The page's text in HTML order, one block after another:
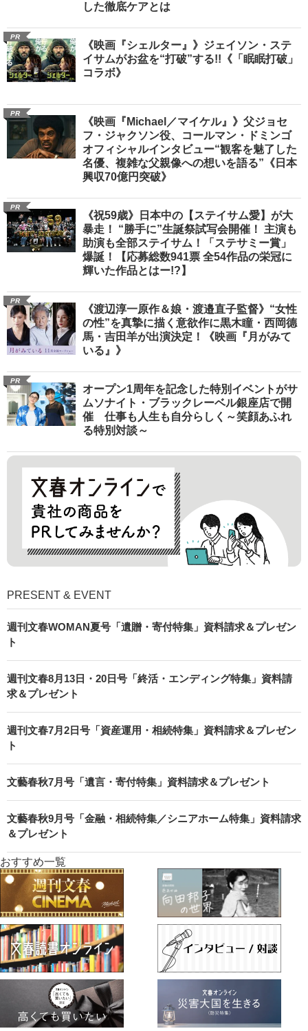
した徹底ケアとは
PR
《映画『シェルター』》ジェイソン・ステ
イサムがお盆を“打破”する!!《「眠眠打破」
コラボ》
PR
《映画『Michael／マイケル』》父ジョセ
フ・ジャクソン役、コールマン・ドミンゴ
オフィシャルインタビュー“観客を魅了した
名優、複雑な父親像への想いを語る”《日本
興収70億円突破》
PR
《祝59歳》日本中の【ステイサム愛】が大
暴走！ “勝手に”生誕祭試写会開催！ 主演も
助演も全部ステイサム！「ステサミー賞」
爆誕！【応募総数941票 全54作品の栄冠に
輝いた作品とはー!?】
PR
《渡辺淳一原作＆娘・渡邉直子監督》“女性
の性”を真摯に描く意欲作に黒木瞳・西岡德
馬・吉田羊が出演決定！《映画『月がみて
いる』》
PR
オープン1周年を記念した特別イベントがサ
ムソナイト・ブラックレーベル銀座店で開
催 仕事も人生も自分らしく～笑顔あふれ
る特別対談～
PRESENT & EVENT
週刊文春WOMAN夏号「遺贈・寄付特集」資料請求＆プレゼン
ト
週刊文春8月13日・20日号「終活・エンディング特集」資料請
求＆プレゼント
週刊文春7月2日号「資産運用・相続特集」資料請求＆プレゼン
ト
文藝春秋7月号「遺言・寄付特集」資料請求＆プレゼント
文藝春秋9月号「金融・相続特集／シニアホーム特集」資料請求
＆プレゼント
おすすめ一覧